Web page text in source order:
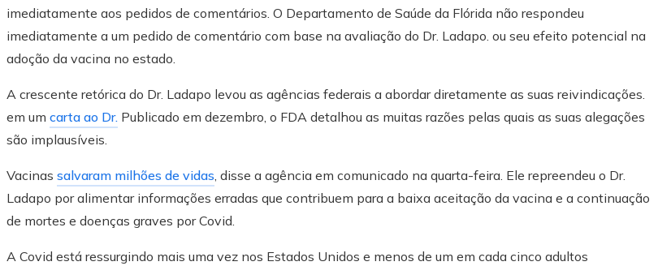
imediatamente aos pedidos de comentários. O Departamento de Saúde da Flórida não respondeu
imediatamente a um pedido de comentário com base na avaliação do Dr. Ladapo. ou seu efeito potencial na
adoção da vacina no estado.
A crescente retórica do Dr. Ladapo levou as agências federais a abordar diretamente as suas reivindicações.
em um carta ao Dr. Publicado em dezembro, o FDA detalhou as muitas razões pelas quais as suas alegações
são implausíveis.
Vacinas salvaram milhões de vidas, disse a agência em comunicado na quarta-feira. Ele repreendeu o Dr.
Ladapo por alimentar informações erradas que contribuem para a baixa aceitação da vacina e a continuação
de mortes e doenças graves por Covid.
A Covid está ressurgindo mais uma vez nos Estados Unidos e menos de um em cada cinco adultos